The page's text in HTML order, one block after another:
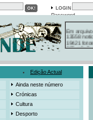
Password
Em arquivo
13558
19421
385
Edição Actual
Ainda neste número
Crónicas
Cultura
Desporto